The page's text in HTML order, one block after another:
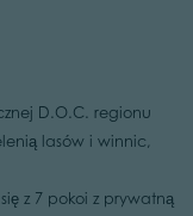
D.O.C. regionu
lasów i winnic,
z 7 pokoi z prywatną